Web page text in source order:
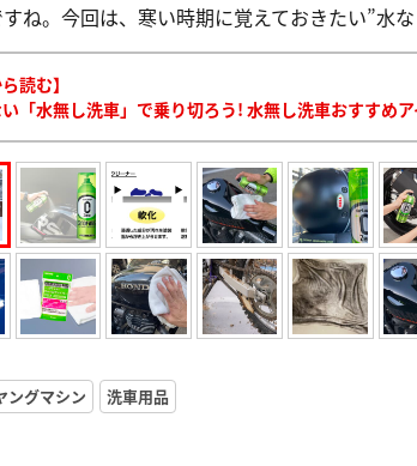
ね。今回は、寒い時期に覚えておきたい”水
読む】
「水無し洗車」で乗り切ろう! 水無し洗車おすすめ
ングマシン 洗車用品